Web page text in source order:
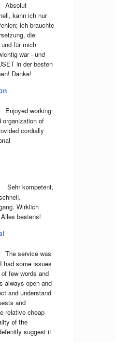
Absolut
kann ich nur
ich brauchte
die
für mich
war - und
in der besten
Danke!
Enjoyed working
organization of
cordially
Sehr kompetent,
Wirklich
bestens!
The service was
had some issues
few words and
always open and
and understand
and
relative cheap
of the
suggest it